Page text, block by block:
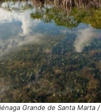
Grande de Santa Marta